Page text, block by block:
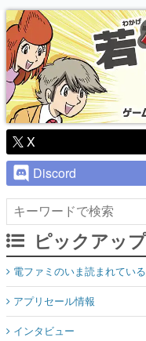
り
X
Discord
ピックアップ
電ファミのいま読まれてい
アプリセール情報
インタビュー